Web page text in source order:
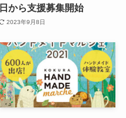
日から支援募集開始
2023年9月8日